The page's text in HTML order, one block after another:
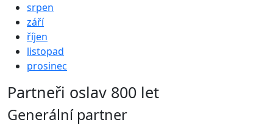
srpen
září
říjen
listopad
prosinec
Partneři oslav 800 let
Generální partner